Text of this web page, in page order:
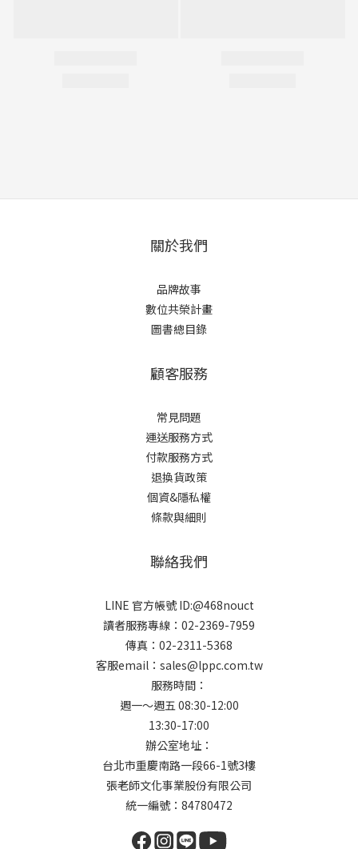
關於我們
品牌故事
數位共榮計畫
圖書總目錄
顧客服務
常見問題
運送服務方式
付款服務方式
退換貨政策
個資&隱私權
條款與細則
聯絡我們
LINE 官方帳號 ID:@468nouct
讀者服務專線：02-2369-7959
傳真：02-2311-5368
客服email：sales@lppc.com.tw
服務時間：
週一～週五 08:30-12:00
13:30-17:00
辦公室地址：
台北市重慶南路一段66-1號3樓
張老師文化事業股份有限公司
統一編號：84780472